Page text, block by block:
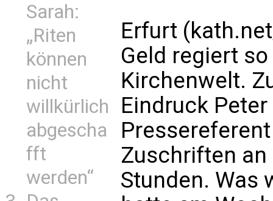
Sarah:
„Riten
können
nicht
willkürlich
abgescha
fft
werden“
Erfurt
Geld regiert
Kirchenwelt.
Eindruck
Zuschriften
Stunden. Was